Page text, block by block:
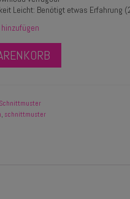
Leicht: Benötigt etwas Erfahrung
Schnittmuster
, schnittmuster